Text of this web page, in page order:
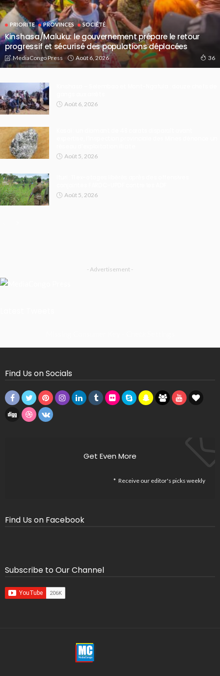
PRIORITE PROVINCES SOCIÉTÉ
Kinshasa/Maluku: le gouvernement prépare le retour
progressif et sécurisé des populations déplacées
MediaCongo Press Août 6, 2026 36
Août 6, 2026
Août 5, 2026
Août 5, 2026
- Advertisement -
Find Us on Socials
Get Even More
Receive our editor's picks weekly
Find Us on Facebook
Subscribe to Our Channel